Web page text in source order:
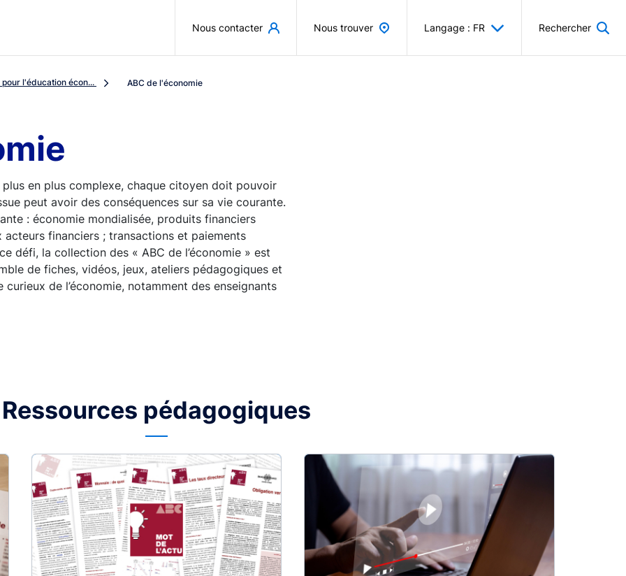
Nous contacter Nous trouver Langage : FR Rechercher
l'éducation écon... ABC de l'économie
en plus complexe, chaque citoyen doit pouvoir
peut avoir des conséquences sur sa vie courante.
: économie mondialisée, produits financiers
financiers ; transactions et paiements
défi, la collection des « ABC de l’économie » est
de fiches, vidéos, jeux, ateliers pédagogiques et
de l’économie, notamment des enseignants
Ressources pédagogiques